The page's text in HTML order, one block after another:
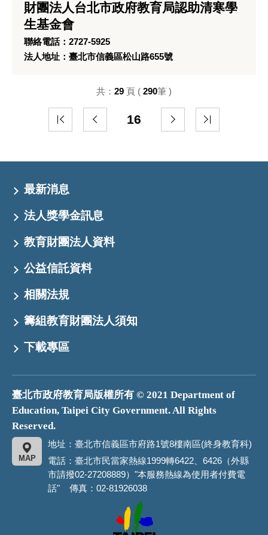
財團法人台北市政府教育局認助清寒學
生基金會
聯絡電話：2727-5925
法人地址：臺北市信義區松山路655號
16
共： 29 頁 ( 290筆 )
最新消息
法人獎學金訊息
教育財團法人資料
公益信託資料
相關法規
籌組教育財團法人須知
下載專區
臺北市政府教育局版權所有 © 2021 Department of
Education, Taipei City Government. All Rights
Reserved.
地址：臺北市信義區市府路1號8樓南區(終身教育科)
MAP
電話：臺北市民當家熱線1999轉6422、6426（外縣
市請撥02-27208889）"本服務熱線為使用者付費電
話" 傳真：02-81926038
市
政